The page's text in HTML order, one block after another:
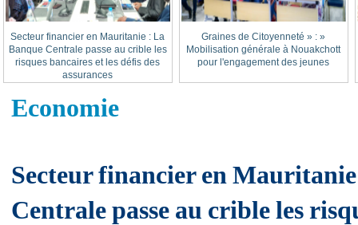
« Graines de Citoyenneté » :
Mobilisation générale à Nouakchott
pour l'engagement des jeunes
Secteur financier en Mauritanie : La
Banque Centrale passe au crible les
risques bancaires et les défis des
assurances
Economie
Secteur financier en
Centrale passe au crible les